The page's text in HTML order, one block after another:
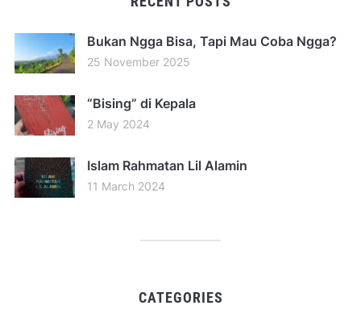
Bukan Ngga Bisa, Tapi Mau Coba Ngga?
25 November 2025
“Bising” di Kepala
2 May 2024
Islam Rahmatan Lil Alamin
11 March 2024
CATEGORIES